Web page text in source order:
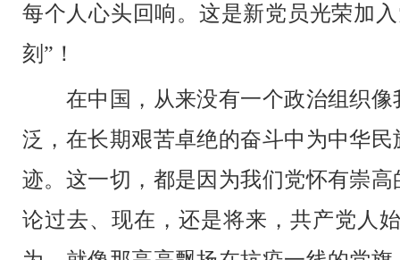
每个人心头回响。这是新党员光荣加
刻”！
在中国，从来没有一个政治组织像
泛，在长期艰苦卓绝的奋斗中为中华
迹。这一切，都是因为我们党怀有崇
论过去、现在，还是将来，共产党人